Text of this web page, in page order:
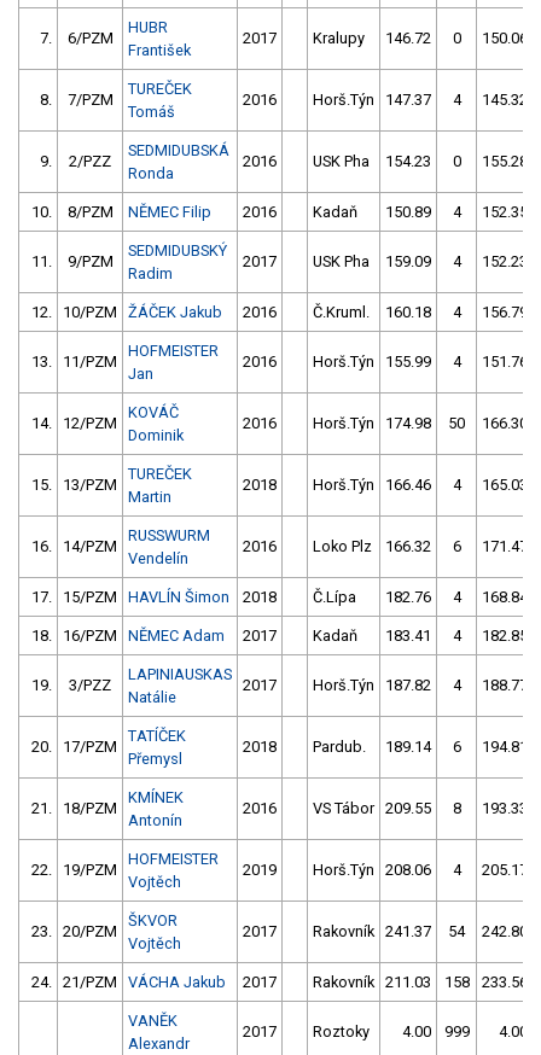
7. 6/PZM
HUBR
František
2017 Kralupy 146.72 0 150.06
8. 7/PZM
TUREČEK
Tomáš
2016 Horš.Týn 147.37 4 145.32
9. 2/PZZ
SEDMIDUBSKÁ
Ronda
2016 USK Pha 154.23 0 155.28
10. 8/PZM NĚMEC Filip 2016 Kadaň 150.89 4 152.35
11. 9/PZM
SEDMIDUBSKÝ
Radim
2017 USK Pha 159.09 4 152.23
12. 10/PZM ŽÁČEK Jakub 2016 Č.Kruml. 160.18 4 156.79
13. 11/PZM
HOFMEISTER
Jan
2016 Horš.Týn 155.99 4 151.76
14. 12/PZM
KOVÁČ
Dominik
2016 Horš.Týn 174.98 50 166.30
15. 13/PZM
TUREČEK
Martin
2018 Horš.Týn 166.46 4 165.03
16. 14/PZM
RUSSWURM
Vendelín
2016 Loko Plz 166.32 6 171.47
17. 15/PZM HAVLÍN Šimon 2018 Č.Lípa 182.76 4 168.84
18. 16/PZM NĚMEC Adam 2017 Kadaň 183.41 4 182.85
19. 3/PZZ
LAPINIAUSKAS
Natálie
2017 Horš.Týn 187.82 4 188.77
20. 17/PZM
TATÍČEK
Přemysl
2018 Pardub. 189.14 6 194.81
21. 18/PZM
KMÍNEK
Antonín
2016 VS Tábor 209.55 8 193.33
22. 19/PZM
HOFMEISTER
Vojtěch
2019 Horš.Týn 208.06 4 205.17
23. 20/PZM
ŠKVOR
Vojtěch
2017 Rakovník 241.37 54 242.80
24. 21/PZM VÁCHA Jakub 2017 Rakovník 211.03 158 233.56
VANĚK
Alexandr
2017 Roztoky 4.00 999 4.00